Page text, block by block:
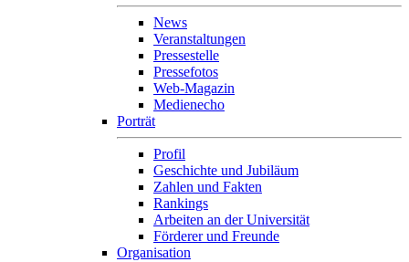
News
Veranstaltungen
Pressestelle
Pressefotos
Web-Magazin
Medienecho
Porträt
Profil
Geschichte und Jubiläum
Zahlen und Fakten
Rankings
Arbeiten an der Universität
Förderer und Freunde
Organisation